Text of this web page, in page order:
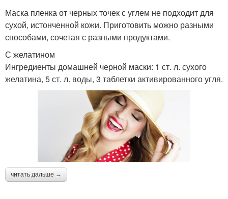
Маска пленка от черных точек с углем не подходит для
сухой, истонченной кожи. Приготовить можно разными
способами, сочетая с разными продуктами.
С желатином
Ингредиенты домашней черной маски: 1 ст. л. сухого
желатина, 5 ст. л. воды, 3 таблетки активированного угля.
читать дальше →